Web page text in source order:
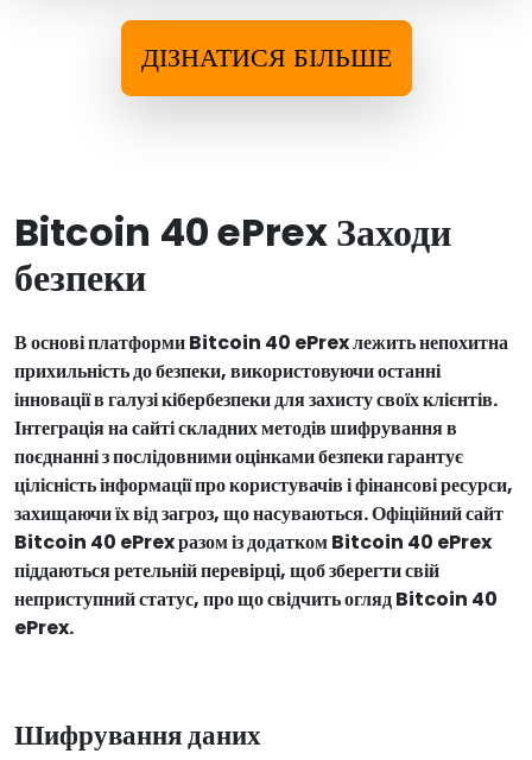
ДІЗНАТИСЯ БІЛЬШЕ
Bitcoin 40 ePrex Заходи
безпеки
В основі платформи Bitcoin 40 ePrex лежить непохитна
прихильність до безпеки, використовуючи останні
інновації в галузі кібербезпеки для захисту своїх клієнтів.
Інтеграція на сайті складних методів шифрування в
поєднанні з послідовними оцінками безпеки гарантує
цілісність інформації про користувачів і фінансові ресурси,
захищаючи їх від загроз, що насуваються. Офіційний сайт
Bitcoin 40 ePrex разом із додатком Bitcoin 40 ePrex
піддаються ретельній перевірці, щоб зберегти свій
неприступний статус, про що свідчить огляд Bitcoin 40
ePrex.
Шифрування даних